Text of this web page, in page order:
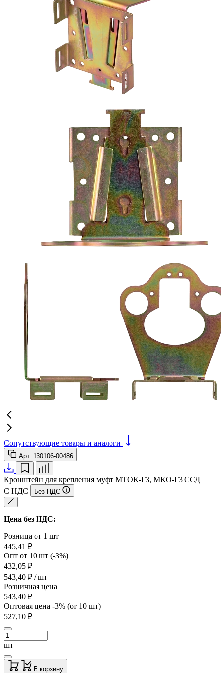
Сопутствующие товары и аналоги
Арт. 130106-00486
Кронштейн для крепления муфт МТОК-Г3, МКО-Г3 ССД
С НДС
Без НДС
Цена без НДС:
Розница от 1 шт
445,41 ₽
Опт от 10 шт (-3%)
432,05 ₽
543,40 ₽ / шт
Розничная цена
543,40 ₽
Оптовая цена -3% (от 10 шт)
527,10 ₽
шт
В корзину